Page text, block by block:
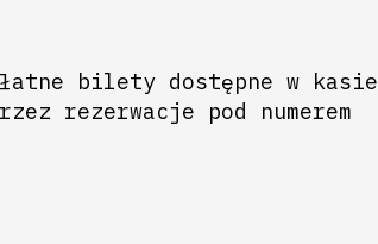
bilety dostępne w kasie
rezerwacje pod numerem